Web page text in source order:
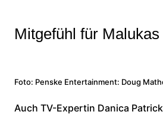
Mitgefühl für Malukas
Foto: Penske Entertainment: Doug
Auch TV-Expertin Danica